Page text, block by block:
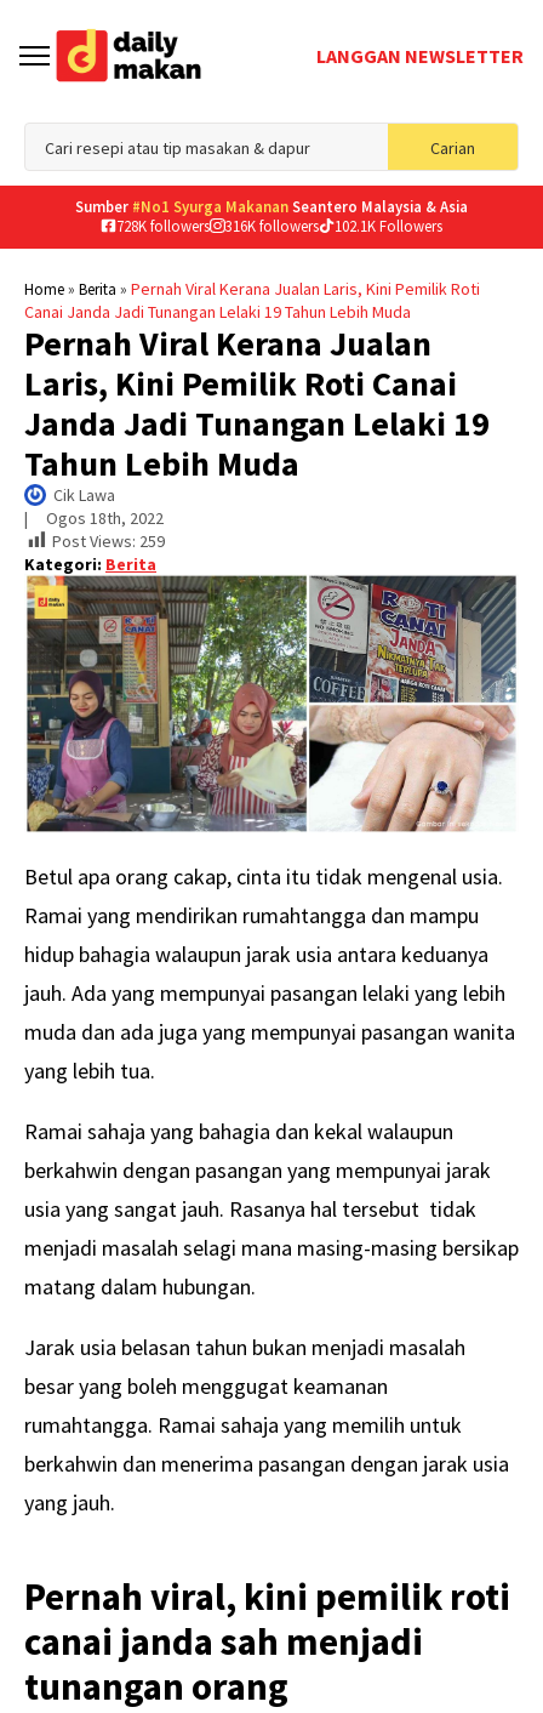
LANGGAN NEWSLETTER
Carian
for:
Sumber #No1 Syurga MakananSeantero Malaysia & Asia
728K followers
316K followers 102.1K Followers
Home» Berita » Pernah Viral Kerana Jualan Laris, Kini Pemilik Roti
Canai Janda Jadi Tunangan Lelaki 19 Tahun Lebih Muda
Pernah Viral Kerana Jualan
Laris, Kini Pemilik Roti Canai
Janda Jadi Tunangan Lelaki 19
Tahun Lebih Muda
Cik Lawa
| Ogos 18th, 2022
Post Views: 259
Kategori: Berita
Betul apa orang cakap, cinta itu tidak mengenal usia.
Ramai yang mendirikan rumahtangga dan mampu
hidup bahagia walaupun jarak usia antara keduanya
jauh. Ada yang mempunyai pasangan lelaki yang lebih
muda dan ada juga yang mempunyai pasangan wanita
yang lebih tua.
Ramai sahaja yang bahagia dan kekal walaupun
berkahwin dengan pasangan yang mempunyai jarak
usia yang sangat jauh. Rasanya hal tersebut tidak
menjadi masalah selagi mana masing-masing bersikap
matang dalam hubungan.
Jarak usia belasan tahun bukan menjadi masalah
besar yang boleh menggugat keamanan
rumahtangga. Ramai sahaja yang memilih untuk
berkahwin dan menerima pasangan dengan jarak usia
yang jauh.
Pernah viral, kini pemilik roti
canai janda sah menjadi
tunangan orang